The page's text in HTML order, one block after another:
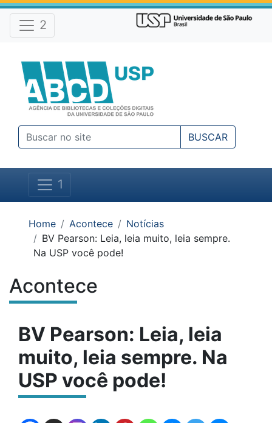
e Ferramentas do site
Ir para o conteúdo [1]
Ir para o menu [2]
Ir para a busca [3]
2
BUSCAR
1
Home Acontece
Notícias
BV Pearson: Leia, leia muito, leia sempre.
Na USP você pode!
Conteúdo do site
Acontece
BV Pearson: Leia, leia
muito, leia sempre. Na
USP você pode!